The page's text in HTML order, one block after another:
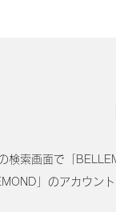
の検索画面で「
」のアカウン